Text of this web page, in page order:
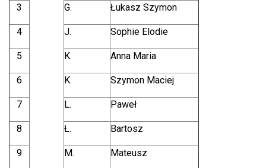
3 G. Łukasz Szymon
4 J. Sophie Elodie
5 K. Anna Maria
6 K. Szymon Maciej
7 L. Paweł
8 Ł. Bartosz
9 M. Mateusz